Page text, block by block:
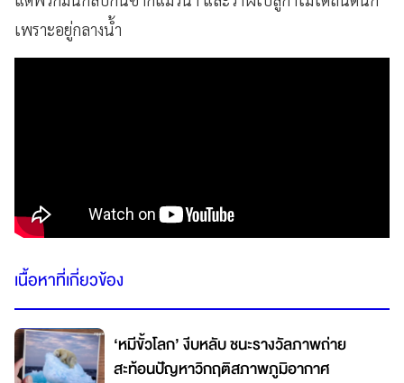
เพราะอยู่กลางน้ำ
เนื้อหาที่เกี่ยวข้อง
‘หมีขั้วโลก’ งีบหลับ ชนะรางวัลภาพถ่าย
สะท้อนปัญหาวิกฤติสภาพภูมิอากาศ